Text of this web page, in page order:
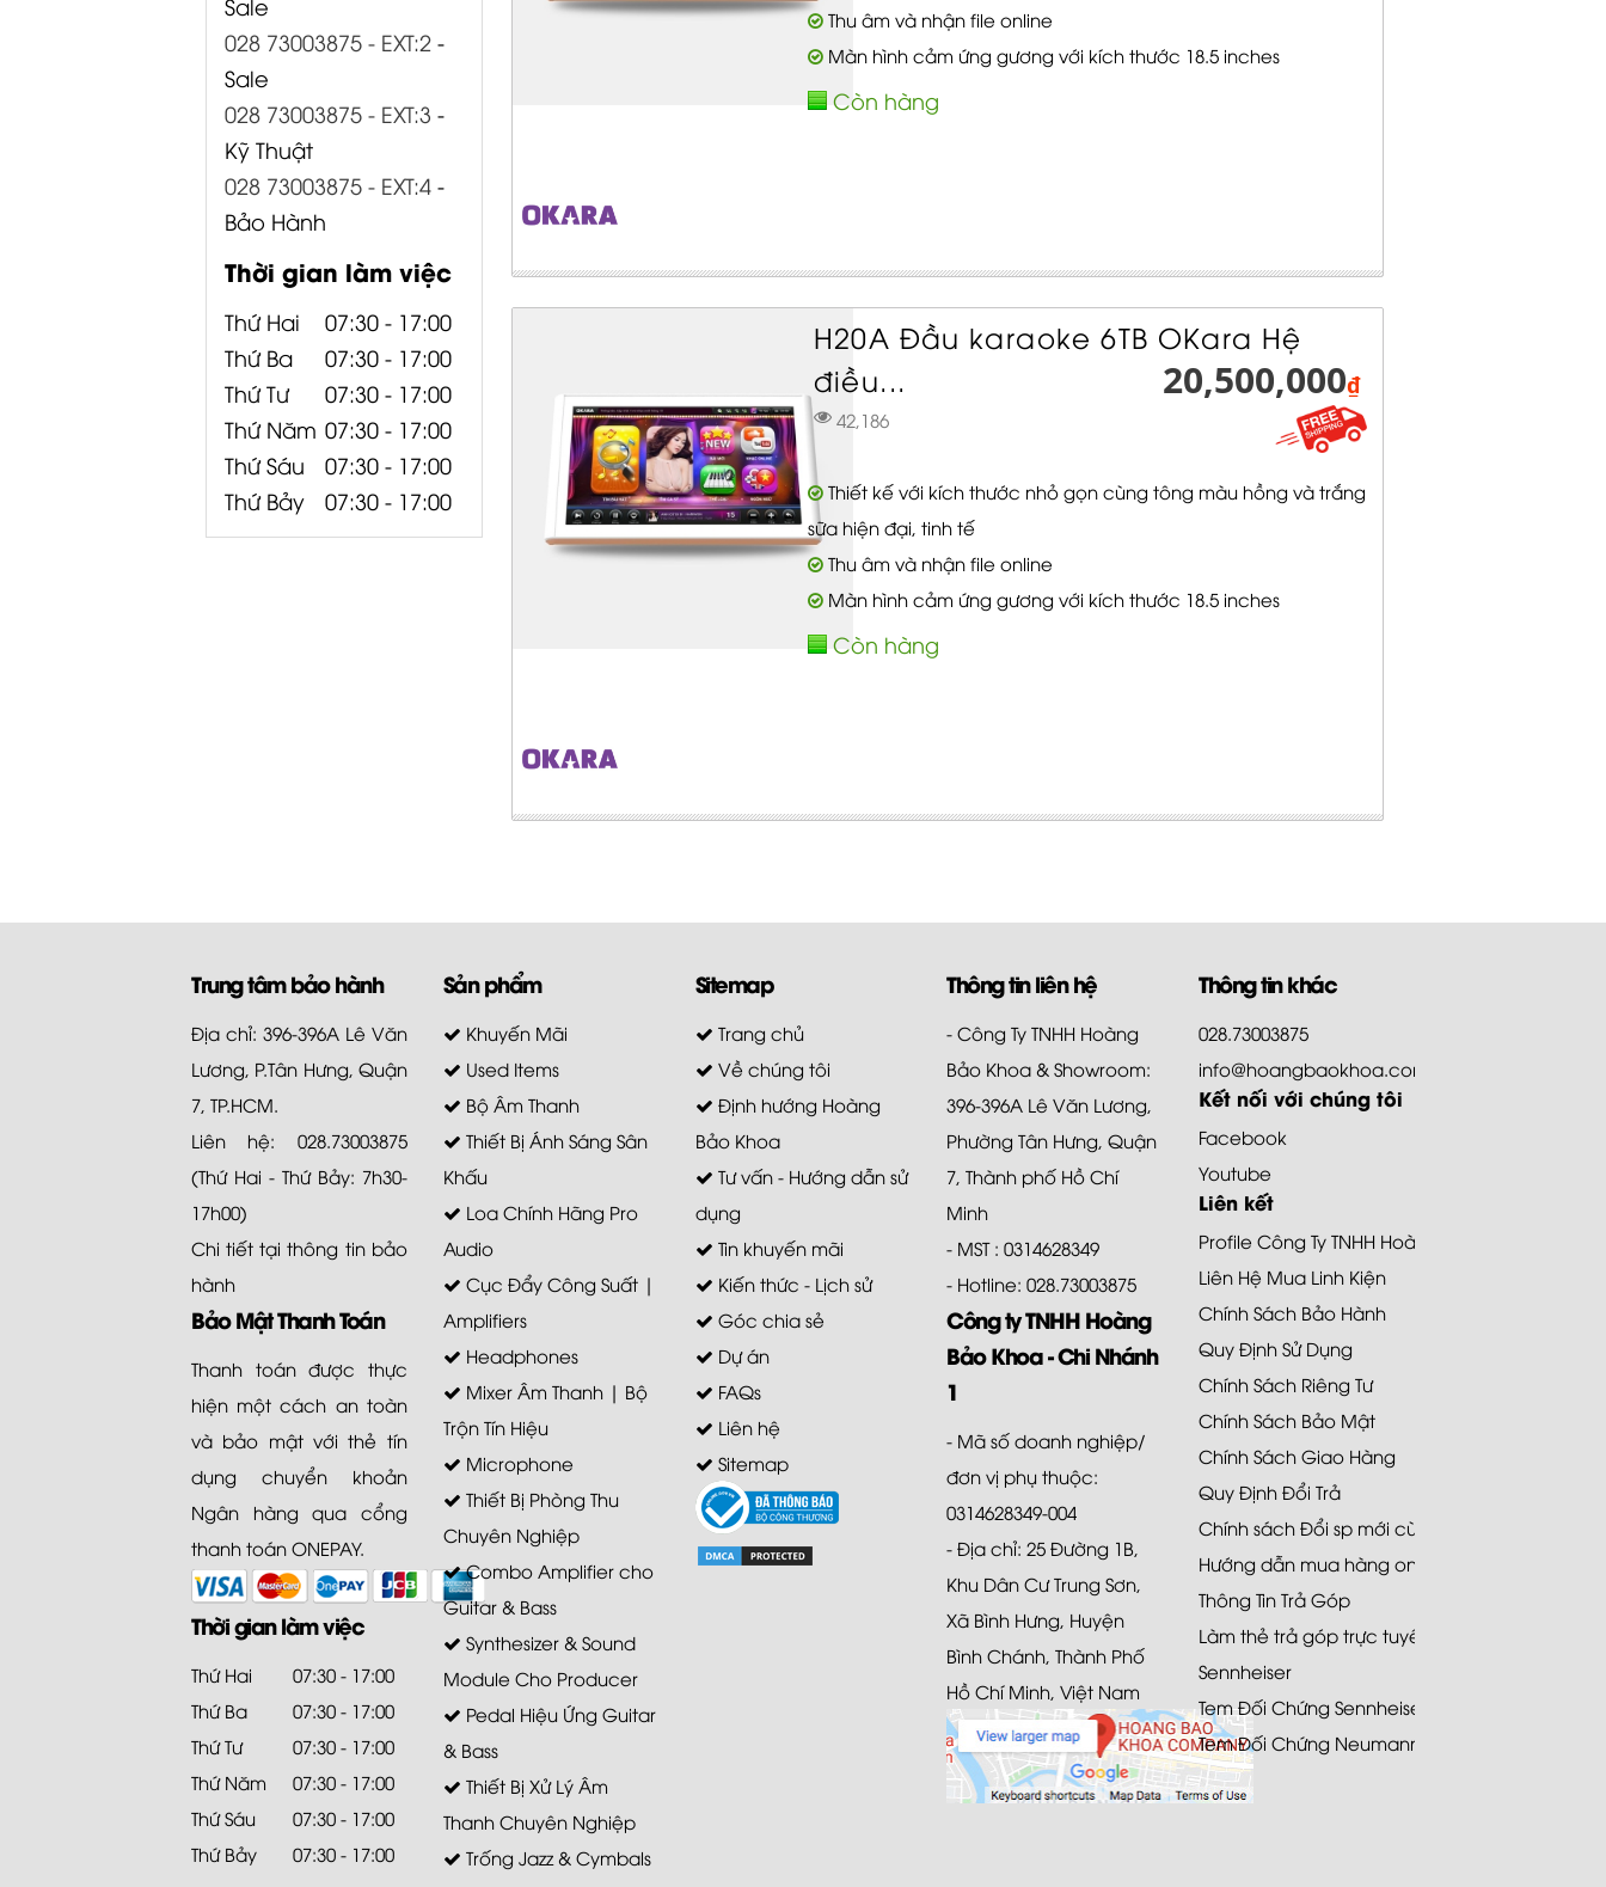
028 73003875 - EXT:2 -
Sale
028 73003875 - EXT:3 -
Kỹ Thuật
028 73003875 - EXT:4 -
Bảo Hành
Thời gian làm việc
Thứ Hai
07:30 - 17:00
Thứ Ba
07:30 - 17:00
Thứ Tư
07:30 - 17:00
Thứ Năm 07:30 - 17:00
Thứ Sáu
07:30 - 17:00
Thứ Bảy
07:30 - 17:00
Thu âm và nhận file online
Màn hình cảm ứng gương với kích thước 18.5 inches
Còn hàng
H20A Đầu karaoke 6TB OKara Hệ
điều...
42,186
20,500,000₫
Thiết kế với kích thước nhỏ gọn cùng tông màu hồng và trắng
sữa hiện đại, tinh tế
Thu âm và nhận file online
Màn hình cảm ứng gương với kích thước 18.5 inches
Còn hàng
Trung tâm bảo hành
Địa chỉ: 396-396A Lê Văn
Lương, P.Tân Hưng, Quận
7, TP.HCM.
Liên hệ: 028.73003875
(Thứ Hai - Thứ Bảy: 7h30-
17h00)
Chi tiết tạithông tin bảo
hành
Bảo Mật Thanh Toán
Thanh toán được thực
hiện một cách an toàn
và bảo mật với thẻ tín
dụng chuyển khoản
Ngân hàng qua cổng
thanh toán ONEPAY.
Thời gian làm việc
Thứ Hai
07:30 - 17:00
Thứ Ba
07:30 - 17:00
Thứ Tư
07:30 - 17:00
Thứ Năm
07:30 - 17:00
Thứ Sáu
07:30 - 17:00
Thứ Bảy
07:30 - 17:00
Sản phẩm
Khuyến Mãi
Used Items
Bộ Âm Thanh
Thiết Bị Ánh Sáng Sân
Khấu
Loa Chính Hãng Pro
Audio
Cục Đẩy Công Suất |
Amplifiers
Headphones
Mixer Âm Thanh | Bộ
Trộn Tín Hiệu
Microphone
Thiết Bị Phòng Thu
Chuyên Nghiệp
Combo Amplifier cho
Guitar & Bass
Synthesizer & Sound
Module Cho Producer
Pedal Hiệu Ứng Guitar
& Bass
Thiết Bị Xử Lý Âm
Thanh Chuyên Nghiệp
Trống Jazz & Cymbals
Sitemap
Trang chủ
Về chúng tôi
Định hướng Hoàng
Bảo Khoa
Tư vấn - Hướng dẫn sử
dụng
Tin khuyến mãi
Kiến thức - Lịch sử
Góc chia sẻ
Dự án
FAQs
Liên hệ
Sitemap
Thông tin liên hệ
- Công Ty TNHH Hoàng
Bảo Khoa & Showroom:
396-396A Lê Văn Lương,
Phường Tân Hưng, Quận
7, Thành phố Hồ Chí
Minh
- MST : 0314628349
- Hotline: 028.73003875
Công ty TNHH Hoàng
Bảo Khoa - Chi Nhánh
1
- Mã số doanh nghiệp/
đơn vị phụ thuộc:
0314628349-004
- Địa chỉ: 25 Đường 1B,
Khu Dân Cư Trung Sơn,
Xã Bình Hưng, Huyện
Bình Chánh, Thành Phố
Hồ Chí Minh, Việt Nam
Thông tin khác
028.73003875
info@hoangbaokhoa.com
Kết nối với chúng tôi
Facebook
Youtube
Liên kết
Profile Công Ty TNHH Hoàng Bảo Khoa
Liên Hệ Mua Linh Kiện
Chính Sách Bảo Hành
Quy Định Sử Dụng
Chính Sách Riêng Tư
Chính Sách Bảo Mật
Chính Sách Giao Hàng
Quy Định Đổi Trả
Chính sách Đổi sp mới cùng loại 48H
Hướng dẫn mua hàng online
Thông Tin Trả Góp
Làm thẻ trả góp trực tuyến
Sennheiser
Tem Đối Chứng Sennheiser
Tem Đối Chứng Neumann